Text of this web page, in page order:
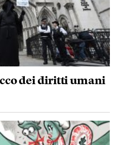
dei diritti umani